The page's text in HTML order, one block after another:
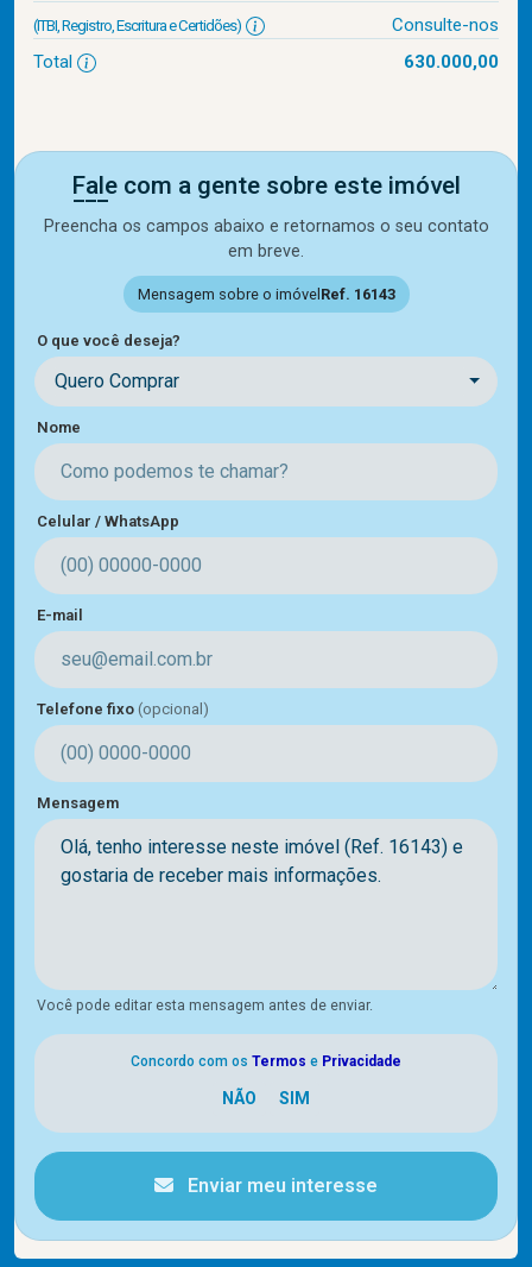
(ITBI, Registro, Escritura e Certidões)
Consulte-nos
Total
630.000,00
Fale com a gente sobre este imóvel
Preencha os campos abaixo e retornamos o seu contato
em breve.
Mensagem sobre o imóvel Ref. 16143
O que você deseja?
Quero Comprar
Nome
Celular / WhatsApp
E-mail
Telefone fixo (opcional)
Mensagem
Você pode editar esta mensagem antes de enviar.
Concordo com os Termos e Privacidade
Enviar meu interesse